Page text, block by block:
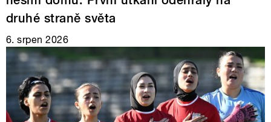
druhé straně světa
6. srpen 2026